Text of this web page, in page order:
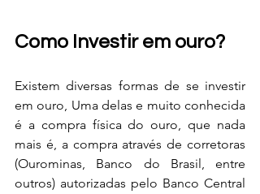
Como Investir em ouro?
Existem diversas formas de se investir
em ouro, Uma delas e muito conhecida
é a compra física do ouro, que nada
mais é, a compra através de corretoras
(Ourominas, Banco do Brasil, entre
outros) autorizadas pelo Banco Central